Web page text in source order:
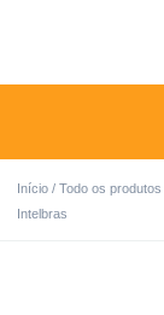
Início / Todo os produtos
Intelbras